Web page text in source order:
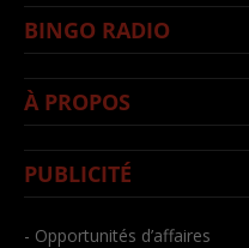
BINGO RADIO
À PROPOS
PUBLICITÉ
- Opportunités d’affaires